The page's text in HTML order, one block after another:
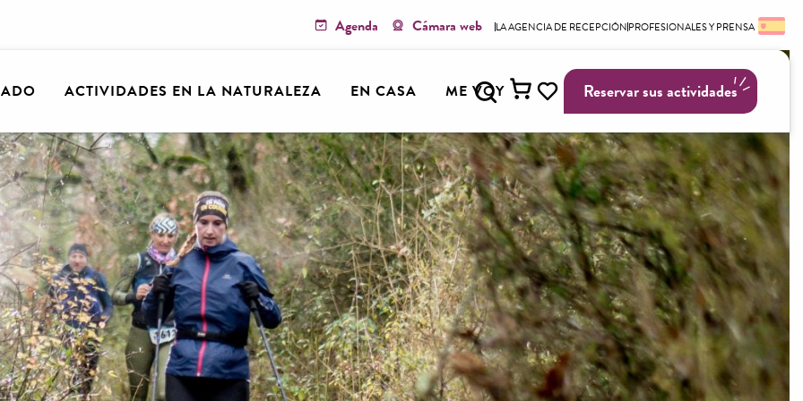
Reservar sus actividades
Voir les favoris
Buscar
Agenda Cámara web LA AGENCIA DE RECEPCIÓNPROFESIONALES Y PRENSA
ACTIVIDADES EN LA NATURALEZA EN CASA ME VOY